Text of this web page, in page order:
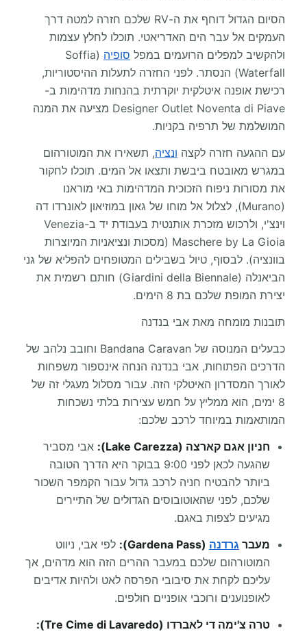
הסיום הגדול דוחף את ה-RV שלכם חזרה למטה דרך
העמקים אל עבר הים האדריאטי. תוכלו לחלץ עצמות
ולהקשיב למפלים הרועמים במפל סופיה
(Soffia
Waterfall) הנסתר. לפני החזרה לתעלות ההיסטוריות,
רכישת אופנה איטלקית יוקרתית בהנחות מדהימות ב-
Designer Outlet Noventa di Piave מציעה את המנה
המושלמת של תרפיה בקניות.
עם ההגעה חזרה לקצה ונציה, תשאירו את המוטורהום
במגרש מאובטח ביבשת ותצאו אל המים. תוכלו לחקור
את מסורות ניפוח הזכוכית המדהימות באי מוראנו
(Murano), לצלול אל מוחו של גאון במוזיאון לאונרדו דה
וינצ'י, ולרכוש מזכרת אותנטית בעבודת יד ב-Venezia
Maschere by La Gioia (מסכות ונציאניות המיוצרות
בוונציה). לבסוף, טיול בשבילים המטופחים להפליא של גני
הביאנלה (Giardini della Biennale) חותם רשמית את
יצירת המופת שלכם בת 8 הימים.
תובנות מומחה מאת אבי בנדנה
כבעלים המנוסה של Bandana Caravan וחובב נלהב של
הדרכים הפתוחות, אבי בנדנה הנחה אינספור משפחות
לאורך המסדרון האיטלקי הזה. עבור מסלול מעגלי זה של
8 ימים, הוא ממליץ על חמש עצירות בלתי נשכחות
המותאמות במיוחד לרכב שלכם:
חניון אגם קארצה (Lake Carezza):
אבי מסביר
שהגעה לכאן לפני 9:00 בבוקר היא הדרך הטובה
ביותר להבטיח חניה לרכב גדול עבור הקמפר השכור
שלכם, לפני שהאוטובוסים הגדולים של התיירים
מגיעים לצפות באגם.
מעבר גרדנה (Gardena Pass):
לפי אבי, ניווט
המוטורהום שלכם במעבר ההרים הזה הוא מדהים, אך
עליכם לקחת את סיבובי הפרסה לאט ולהיות אדיבים
לאופנוענים ורוכבי אופניים חולפים.
טרה צ'ימה די לאברדו (Tre Cime di Lavaredo):